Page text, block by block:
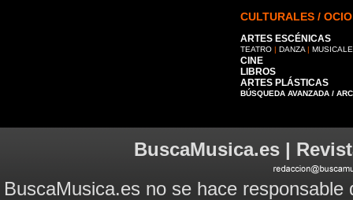
CULTURALES / OCIO
ARTES ESCÉNICAS
TEATRO | DANZA |
CINE
LIBROS
ARTES PLÁSTICAS
BÚSQUEDA AVANZADA /
BuscaMusica.es |
BuscaMusica.es no se hace